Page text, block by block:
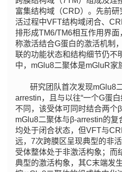
富集结构域（CRD）。先前
活过程中VFT结构域闭合、
排形成TM6/TM6相互作用界
称激活结合G蛋白的激活机制
联的功能状态和结构细节仍不
中，mGlu8二聚体是mGluR家
研究团队首次发现mGlu8
arrestin，且与以往“一个G蛋
不同，该受体可同时结合两个
mGlu8二聚体与β-arrestin的
均处于闭合状态，但VFT与
远，7次跨膜区呈现典型的非
受体整体处于非激活构象；而
典型的激活构象，其C末端发